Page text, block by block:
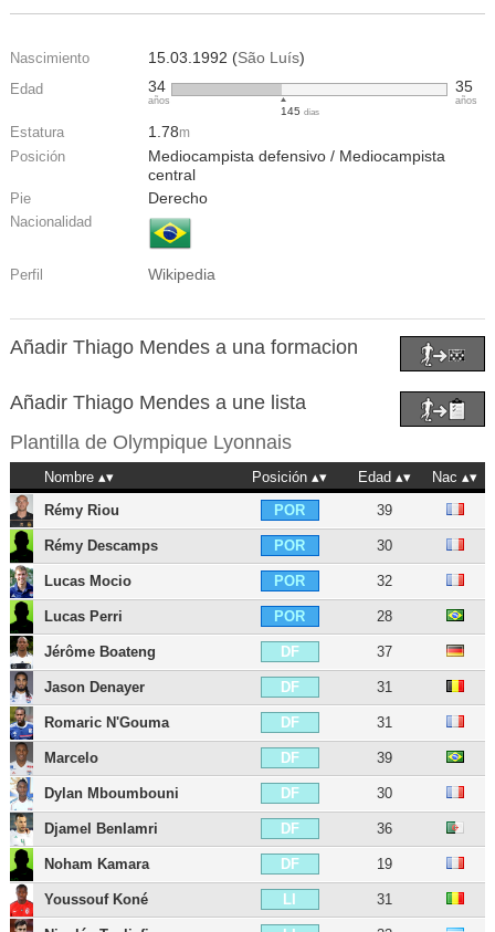
Nascimiento 15.03.1992 (São Luís)
Edad 34
años
145 días
35
años
Estatura 1.78m
Posición
Mediocampista defensivo / Mediocampista
central
Pie Derecho
Nacionalidad
Perfil Wikipedia
Añadir Thiago Mendes a una formacion
Añadir Thiago Mendes a une lista
Plantilla de Olympique Lyonnais
Nombre Posición Edad
Nac
Rémy Riou
POR 39
Rémy Descamps POR 30
Lucas Mocio POR 32
Lucas Perri POR 28
Jérôme Boateng DF 37
Jason Denayer DF 31
Romaric N'Gouma DF 31
Marcelo DF 39
Dylan Mboumbouni DF 30
Djamel Benlamri DF 36
Noham Kamara DF 19
Youssouf Koné LI 31